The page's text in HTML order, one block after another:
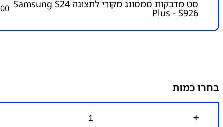
סט מדבקות סמסונג מקורי לתצוגה Samsung S24
Plus - S926
בחרו כמות